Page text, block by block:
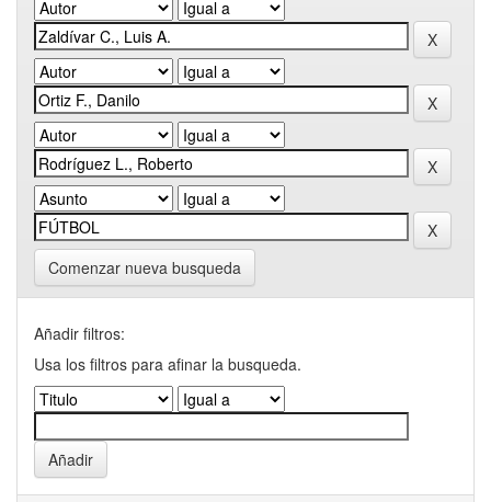
Comenzar nueva busqueda
Añadir filtros:
Usa los filtros para afinar la busqueda.